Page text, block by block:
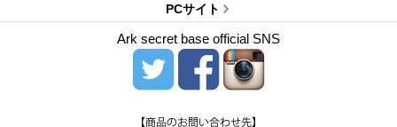
PCサイト
Ark secret base official SNS